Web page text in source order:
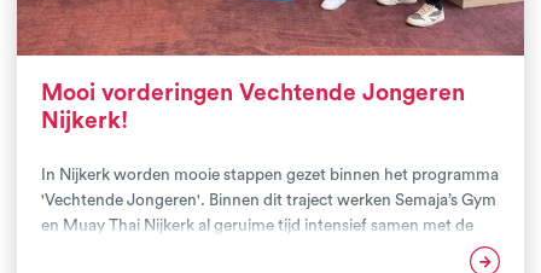
Mooi vorderingen Vechtende Jongeren
Nijkerk!
In Nijkerk worden mooie stappen gezet binnen het programma
'Vechtende Jongeren'. Binnen dit traject werken Semaja’s Gym
en Muay Thai Nijkerk al geruime tijd intensief samen met de
gemeente Nijkerk en het team Drugs en Ondermijning Nijkerk